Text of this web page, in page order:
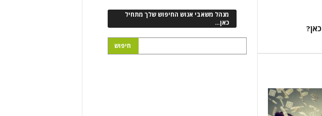
מנהל משאבי אנוש החיפוש שלך מתחיל
כאן…